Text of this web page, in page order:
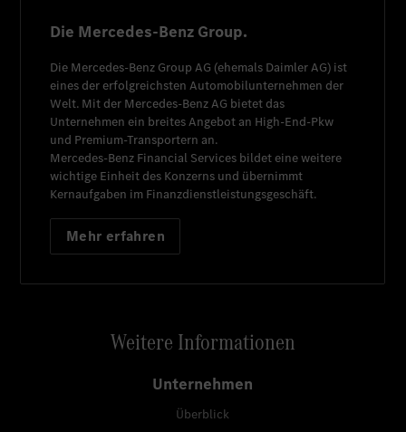
Die Mercedes-Benz Group.
Die Mercedes-Benz Group AG (ehemals Daimler AG) ist
eines der erfolgreichsten Automobilunternehmen der
Welt. Mit der Mercedes-Benz AG bietet das
Unternehmen ein breites Angebot an High-End-Pkw
und Premium-Transportern an.
Mercedes-Benz Financial Services bildet eine weitere
wichtige Einheit des Konzerns und übernimmt
Kernaufgaben im Finanzdienstleistungsgeschäft.
Mehr erfahren
Weitere Informationen
Unternehmen
Überblick